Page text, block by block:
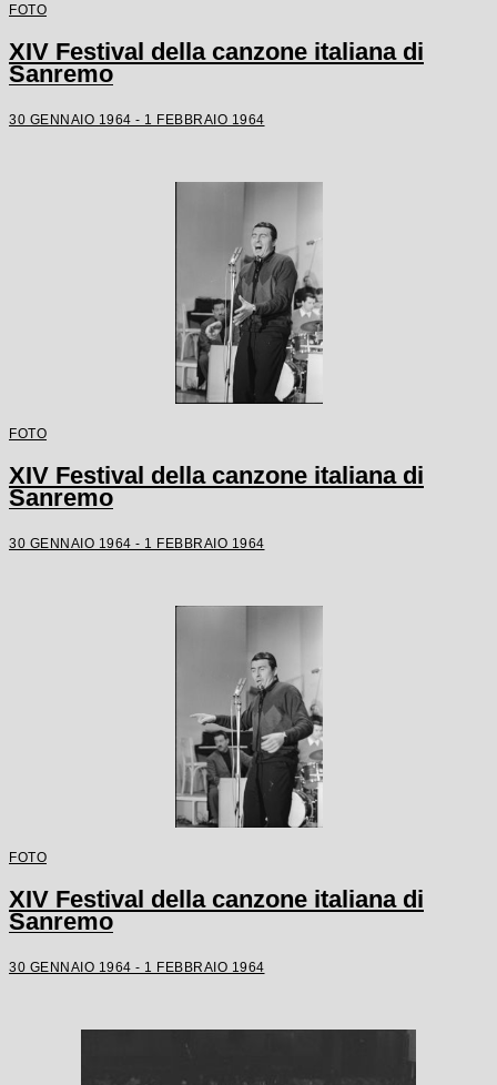
FOTO
XIV Festival della canzone italiana di
Sanremo
30 GENNAIO 1964 - 1 FEBBRAIO 1964
FOTO
XIV Festival della canzone italiana di
Sanremo
30 GENNAIO 1964 - 1 FEBBRAIO 1964
FOTO
XIV Festival della canzone italiana di
Sanremo
30 GENNAIO 1964 - 1 FEBBRAIO 1964